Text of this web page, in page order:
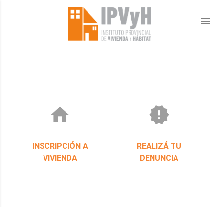
menu
home
INSCRIPCIÓN A
VIVIENDA
new_releases
REALIZÁ TU
DENUNCIA